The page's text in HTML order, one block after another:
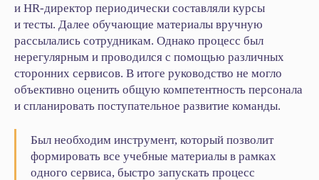
и HR‑директор периодически составляли курсы
и тесты. Далее обучающие материалы вручную
рассылались сотрудникам. Однако процесс был
нерегулярным и проводился с помощью различных
сторонних сервисов. В итоге руководство не могло
объективно оценить общую компетентность персонала
и спланировать поступательное развитие команды.
Был необходим инструмент, который позволит
формировать все учебные материалы в рамках
одного сервиса, быстро запускать процесс